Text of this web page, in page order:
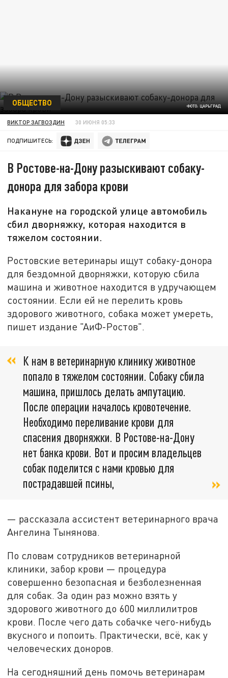
ФОТО: ЦАРЬГРАД
ОБЩЕСТВО
ВИКТОР ЗАГВОЗДИН 30 ИЮНЯ 05:33
ПОДПИШИТЕСЬ:
В Ростове-на-Дону разыскивают собаку-
донора для забора крови
Накануне на городской улице автомобиль
сбил дворняжку, которая находится в
тяжелом состоянии.
Ростовские ветеринары ищут собаку-донора
для бездомной дворняжки, которую сбила
машина и животное находится в удручающем
состоянии. Если ей не перелить кровь
здорового животного, собака может умереть,
пишет издание "АиФ-Ростов".
К нам в ветеринарную клинику животное
попало в тяжелом состоянии. Собаку сбила
машина, пришлось делать ампутацию.
После операции началось кровотечение.
Необходимо переливание крови для
спасения дворняжки. В Ростове-на-Дону
нет банка крови. Вот и просим владельцев
собак поделится с нами кровью для
пострадавшей псины,
— рассказала ассистент ветеринарного врача
Ангелина Тынянова.
По словам сотрудников ветеринарной
клиники, забор крови — процедура
совершенно безопасная и безболезненная
для собак. За один раз можно взять у
здорового животного до 600 миллилитров
крови. После чего дать собачке чего-нибудь
вкусного и попоить. Практически, всё, как у
человеческих доноров.
На сегодняшний день помочь ветеринарам